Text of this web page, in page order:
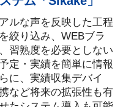
ルな声を反映した工程
絞り込み、WEBブラ
習熟度を必要としない
定・実績を簡単に情報
に、実績収集デバイ
など将来の拡張性も有